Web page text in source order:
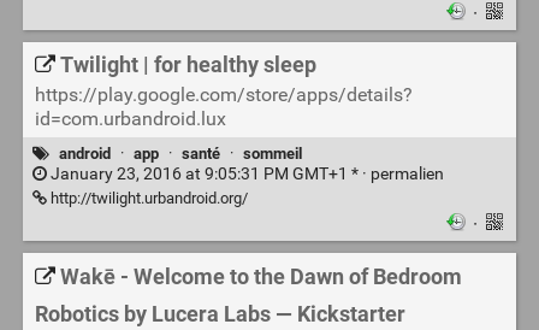
·
Twilight | for healthy sleep
https://play.google.com/store/apps/details?
id=com.urbandroid.lux
android · app · santé · sommeil
January 23, 2016 at 9:05:31 PM GMT+1 * · permalien
http://twilight.urbandroid.org/
·
Wakē - Welcome to the Dawn of Bedroom
Robotics by Lucera Labs — Kickstarter